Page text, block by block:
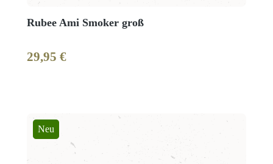
Rubee Ami Smoker groß
Regulärer Preis:
29,95 €
Neu